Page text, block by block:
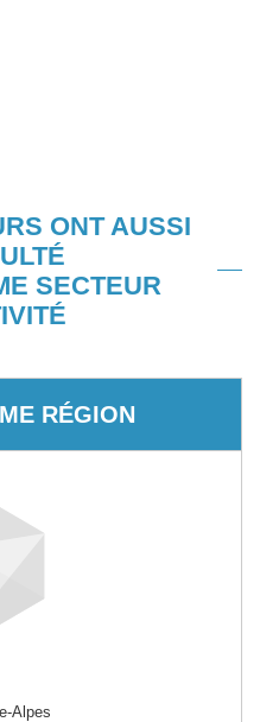
ONT AUSSI
SECTEUR
RÉGION
Alpes